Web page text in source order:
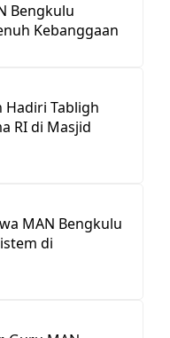
Bengkulu
Kebanggaan
Hadiri Tabligh
RI di Masjid
MAN Bengkulu
di